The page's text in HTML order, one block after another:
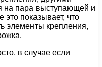
на пара выступающей и
это показывает, что
элементы крепления,
в случае если